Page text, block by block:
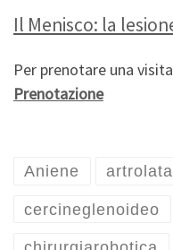
Il Menisco: la
Per prenotare una
Prenotazione
Aniene
cercineglenoideo